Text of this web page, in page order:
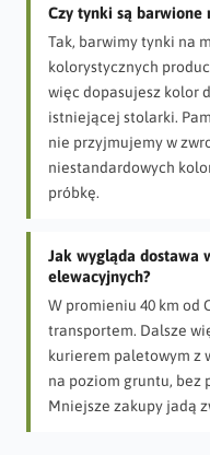
Czy tynki są barwione
Tak, barwimy tynki na
kolorystycznych
więc dopasujesz kolor
istniejącej stolarki.
nie przyjmujemy w
niestandardowych
próbkę.
Jak wygląda dostawa
elewacyjnych?
W promieniu 40 km od
transportem. Dalsze
kurierem paletowym z
na poziom gruntu, bez
Mniejsze zakupy jadą